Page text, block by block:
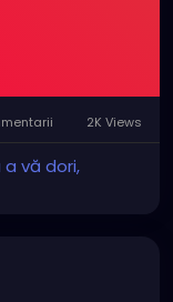
2K Views
vă dori,